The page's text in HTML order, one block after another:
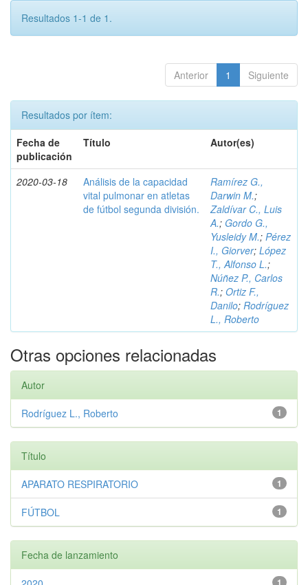
Resultados 1-1 de 1.
Anterior 1 Siguiente
Resultados por ítem:
Fecha de
publicación
Título Autor(es)
2020-03-18
Análisis de la capacidad
vital pulmonar en atletas
de fútbol segunda división.
Ramírez G.,
Darwin M.;
Zaldívar C., Luis
A.; Gordo G.,
Yusleidy M.; Pérez
I., Giorver; López
T., Alfonso L.;
Núñez P., Carlos
R.; Ortiz F.,
Danilo; Rodríguez
L., Roberto
Otras opciones relacionadas
Autor
1
Rodríguez L., Roberto
Título
1
APARATO RESPIRATORIO
1
FÚTBOL
Fecha de lanzamiento
1